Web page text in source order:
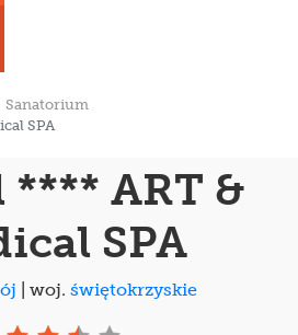
Sanatorium
SPA
ART &
SPA
| woj. świętokrzyskie